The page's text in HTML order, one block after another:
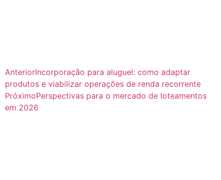
AnteriorIncorporação para aluguel: como adaptar
produtos e viabilizar operações de renda recorrente
PróximoPerspectivas para o mercado de loteamentos
em 2026